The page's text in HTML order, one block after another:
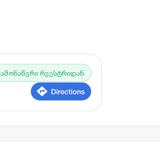
ამონაწერი რეესტრიდან